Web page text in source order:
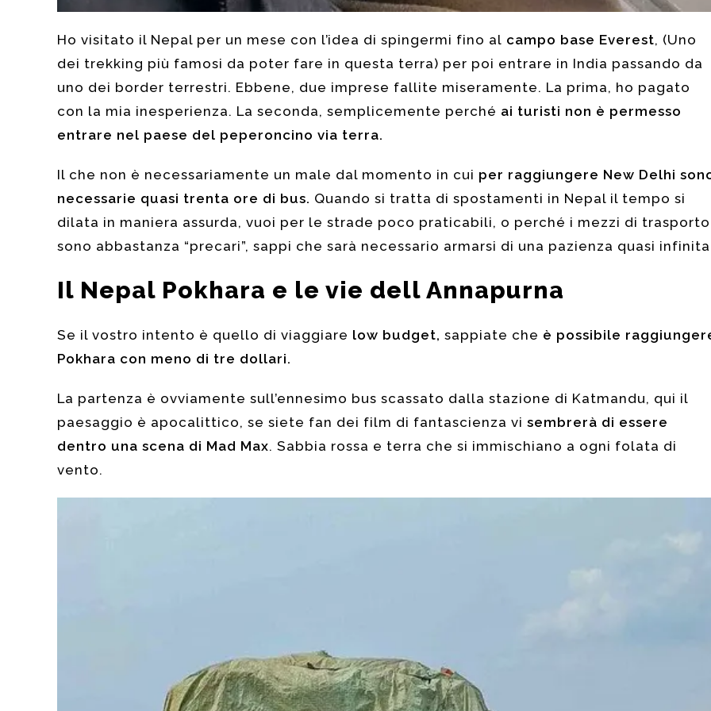
Ho visitato il Nepal per un mese con l’idea di spingermi fino al campo base Everest, (Uno
dei trekking più famosi da poter fare in questa terra) per poi entrare in India passando da
uno dei border terrestri. Ebbene, due imprese fallite miseramente. La prima, ho pagato
con la mia inesperienza. La seconda, semplicemente perché ai turisti non è permesso
entrare nel paese del peperoncino via terra.
Il che non è necessariamente un male dal momento in cui per raggiungere New Delhi
necessarie quasi trenta ore di bus. Quando si tratta di spostamenti in Nepal il tempo si
dilata in maniera assurda, vuoi per le strade poco praticabili, o perché i mezzi di trasporto
sono abbastanza “precari”, sappi che sarà necessario armarsi di una pazienza quasi infinita
Il Nepal Pokhara e le vie dell Annapurna
Se il vostro intento è quello di viaggiare low budget, sappiate che è possibile
Pokhara con meno di tre dollari.
La partenza è ovviamente sull’ennesimo bus scassato dalla stazione di Katmandu, qui il
paesaggio è apocalittico, se siete fan dei film di fantascienza vi sembrerà di essere
dentro una scena di Mad Max. Sabbia rossa e terra che si immischiano a ogni folata di
vento.